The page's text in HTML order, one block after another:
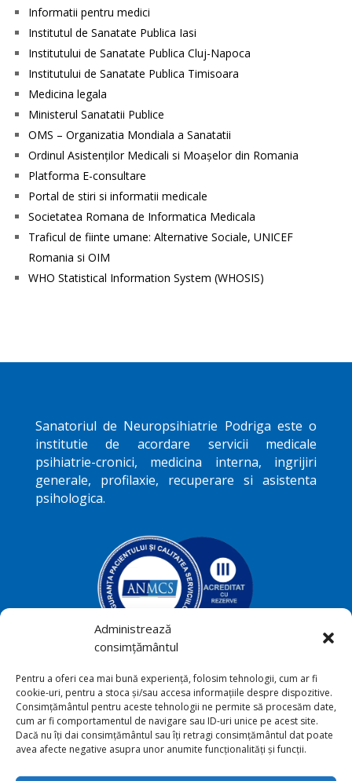
Administrează
consimțământul
Pentru a oferi cea mai bună experiență, folosim tehnologii, cum ar fi
cookie-uri, pentru a stoca și/sau accesa informațiile despre dispozitive.
Consimțământul pentru aceste tehnologii ne permite să procesăm date,
cum ar fi comportamentul de navigare sau ID-uri unice pe acest site.
Dacă nu îți dai consimțământul sau îți retragi consimțământul dat poate
avea afecte negative asupra unor anumite funcționalități și funcții.
Informatii pentru medici
Institutul de Sanatate Publica Iasi
Institutului de Sanatate Publica Cluj-Napoca
Institutului de Sanatate Publica Timisoara
Medicina legala
Ministerul Sanatatii Publice
OMS – Organizatia Mondiala a Sanatatii
Ordinul Asistenţilor Medicali si Moaşelor din Romania
Platforma E-consultare
Portal de stiri si informatii medicale
Societatea Romana de Informatica Medicala
Traficul de fiinte umane: Alternative Sociale, UNICEF
Romania si OIM
WHO Statistical Information System (WHOSIS)
Sanatoriul de Neuropsihiatrie Podriga este o
institutie de acordare servicii medicale
psihiatrie-cronici, medicina interna, ingrijiri
generale, profilaxie, recuperare si asistenta
psihologica.

Podriga, com. Draguseni, jud.
Botoşani
 +40231 541 211